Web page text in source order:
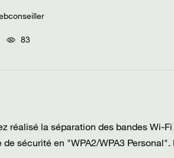
83
réalisé la séparation des bandes Wi-
sécurité en "WPA2/WPA3